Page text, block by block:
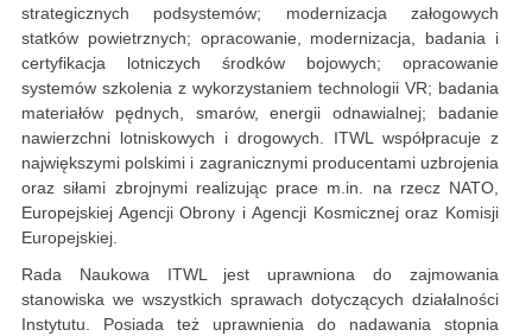
strategicznych podsystemów; modernizacja załogowych
statków powietrznych; opracowanie, modernizacja, badania i
certyfikacja lotniczych środków bojowych; opracowanie
systemów szkolenia z wykorzystaniem technologii VR; badania
materiałów pędnych, smarów, energii odnawialnej; badanie
nawierzchni lotniskowych i drogowych. ITWL współpracuje z
największymi polskimi i zagranicznymi producentami uzbrojenia
oraz siłami zbrojnymi realizując prace m.in. na rzecz NATO,
Europejskiej Agencji Obrony i Agencji Kosmicznej oraz Komisji
Europejskiej.
Rada Naukowa ITWL jest uprawniona do zajmowania
stanowiska we wszystkich sprawach dotyczących działalności
Instytutu. Posiada też uprawnienia do nadawania stopnia